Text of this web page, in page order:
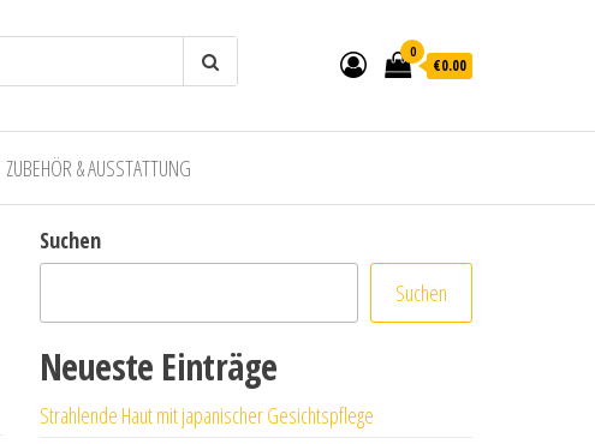
0
€0.00
ZUBEHÖR & AUSSTATTUNG
Suchen
Suchen
Neueste Einträge
Strahlende Haut mit japanischer Gesichtspflege